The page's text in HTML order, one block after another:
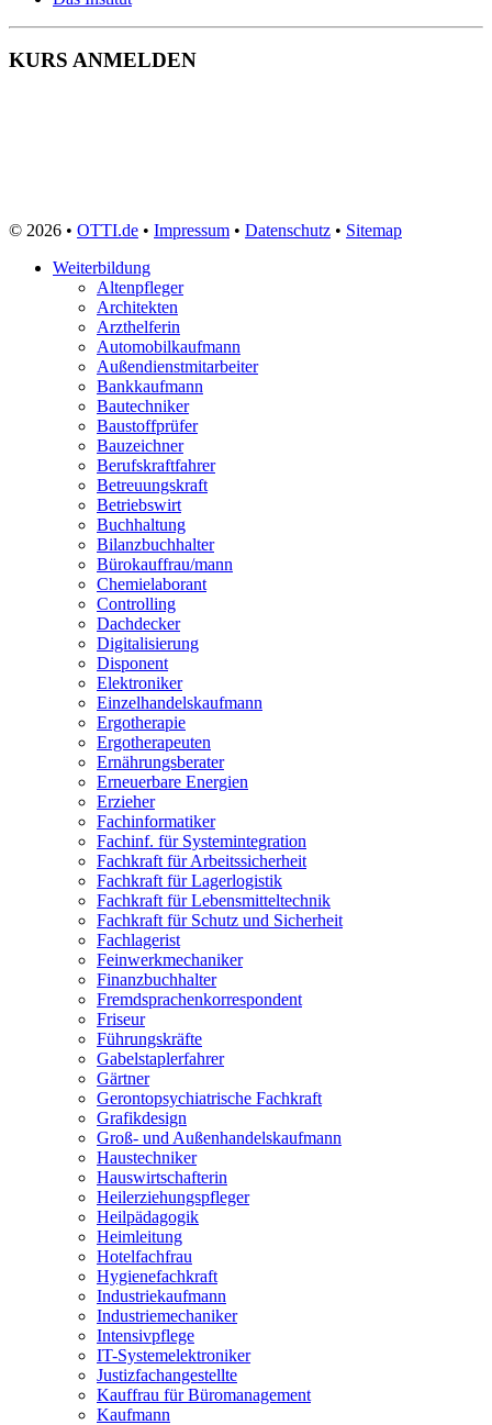
KURS ANMELDEN
© 2026 • OTTI.de • Impressum • Datenschutz • Sitemap
Weiterbildung
Altenpfleger
Architekten
Arzthelferin
Automobilkaufmann
Außendienstmitarbeiter
Bankkaufmann
Bautechniker
Baustoffprüfer
Bauzeichner
Berufskraftfahrer
Betreuungskraft
Betriebswirt
Buchhaltung
Bilanzbuchhalter
Bürokauffrau/mann
Chemielaborant
Controlling
Dachdecker
Digitalisierung
Disponent
Elektroniker
Einzelhandelskaufmann
Ergotherapie
Ergotherapeuten
Ernährungsberater
Erneuerbare Energien
Erzieher
Fachinformatiker
Fachinf. für Systemintegration
Fachkraft für Arbeitssicherheit
Fachkraft für Lagerlogistik
Fachkraft für Lebensmitteltechnik
Fachkraft für Schutz und Sicherheit
Fachlagerist
Feinwerkmechaniker
Finanzbuchhalter
Fremdsprachenkorrespondent
Friseur
Führungskräfte
Gabelstaplerfahrer
Gärtner
Gerontopsychiatrische Fachkraft
Grafikdesign
Groß- und Außenhandelskaufmann
Haustechniker
Hauswirtschafterin
Heilerziehungspfleger
Heilpädagogik
Heimleitung
Hotelfachfrau
Hygienefachkraft
Industriekaufmann
Industriemechaniker
Intensivpflege
IT-Systemelektroniker
Justizfachangestellte
Kauffrau für Büromanagement
Kaufmann